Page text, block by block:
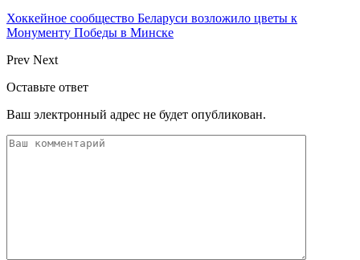
Хоккейное сообщество Беларуси возложило цветы к
Монументу Победы в Минске
Prev Next
Оставьте ответ
Ваш электронный адрес не будет опубликован.